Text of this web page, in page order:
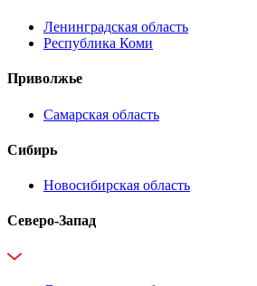
Ленинградская область
Республика Коми
Приволжье
Самарская область
Сибирь
Новосибирская область
Северо-Запад